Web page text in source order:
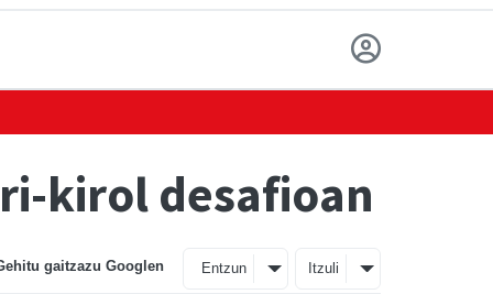
kirol desafioan
gaitzazu Googlen Entzun Itzuli